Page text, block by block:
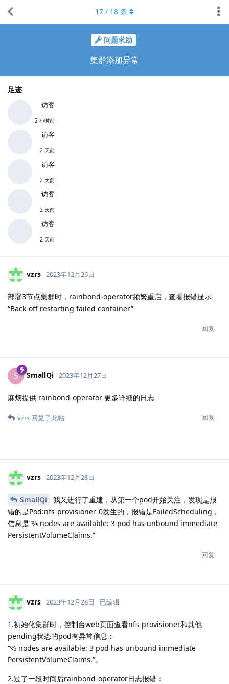
问题求助
集群添加异常
足迹
访客
2 小时前
访客
2 天前
访客
2 天前
访客
2 天前
访客
2 天前
17 / 18 条
vzrs 2023年12月26日
部署3节点集群时，rainbond-operator频繁重启，查看报错显示
“Back-off restarting failed container”
回复
S SmallQi 2023年12月27日
麻烦提供 rainbond-operator 更多详细的日志
回复
vzrs 回复了此帖
vzrs 2023年12月28日
SmallQi
我又进行了重建，从第一个pod开始关注，发现是报
错的是Pod:nfs-provisioner-0发生的，报错是FailedScheduling，
信息是“↉ nodes are available: 3 pod has unbound immediate
PersistentVolumeClaims.”
回复
vzrs 2023年12月28日 已编辑
1.初始化集群时，控制台web页面查看nfs-provisioner和其他
pending状态的pod有异常信息：
“↉ nodes are available: 3 pod has unbound immediate
PersistentVolumeClaims.”。
2.过了一段时间后rainbond-operator日志报错：